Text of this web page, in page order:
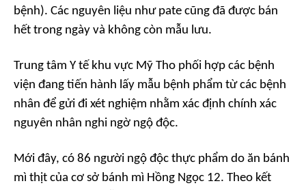
bệnh). Các nguyên liệu như pate cũng đã được bán
hết trong ngày và không còn mẫu lưu.
Trung tâm Y tế khu vực Mỹ Tho phối hợp các bệnh
viện đang tiến hành lấy mẫu bệnh phẩm từ các bệnh
nhân để gửi đi xét nghiệm nhằm xác định chính xác
nguyên nhân nghi ngờ ngộ độc.
Mới đây, có 86 người ngộ độc thực phẩm do ăn bánh
mì thịt của cơ sở bánh mì Hồng Ngọc 12. Theo kết